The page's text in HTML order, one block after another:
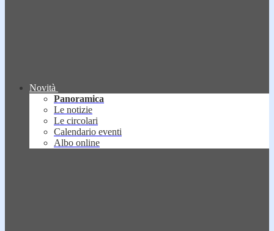
Novità
Panoramica
Le notizie
Le circolari
Calendario eventi
Albo online